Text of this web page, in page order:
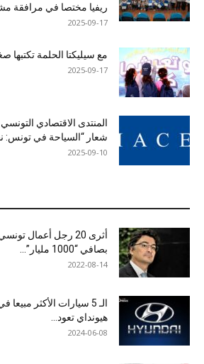
ريفيا مختصا في مرافقة
2025-09-17
مع سيليكتا الحلمة تكتبها
2025-09-17
المنتدى الاقتصادي
شعار “السياحة في تونس:
2025-09-10
أثرى 20 رجل أعمال
بصافي “1000 مليار”...
2022-08-14
هيونداي تعود...
2024-06-08